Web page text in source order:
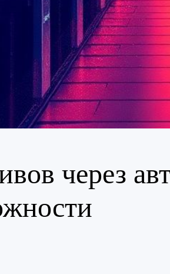
через